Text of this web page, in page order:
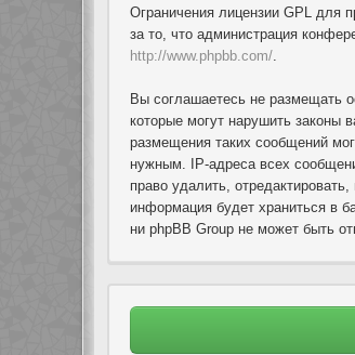
Ограничения лицензии GPL для
за то, что администрация
http://www.phpbb.com/.
Вы соглашаетесь не размещать
которые могут нарушить законы
размещения таких сообщений
нужным. IP-адреса всех
право удалить,
информация будет храниться в
ни phpBB Group не может быть